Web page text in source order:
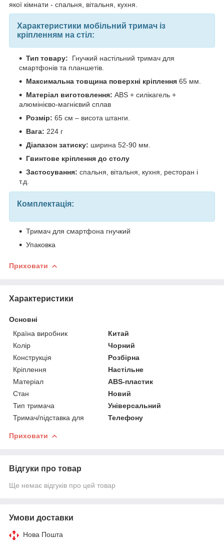
якої кімнати - спальня, вітальня, кухня.
Характеристики мобільний тримач із
кріпленням на стіл:
Тип товару: Гнучкий настільний тримач для
смартфонів та планшетів.
Максимальна товщина поверхні кріплення 65 мм.
Матеріал виготовлення: ABS + силікагель +
алюмінієво-магнієвий сплав
Розмір: 65 см – висота штанги.
Вага: 224 г
Діапазон затиску: ширина 52-90 мм.
Гвинтове кріплення до столу
Застосування: спальня, вітальня, кухня, ресторан і
т.д.
Комплектація:
Тримач для смартфона гнучкий
Упаковка
Приховати
Характеристики
Основні
Країна виробник
Китай
Колір
Чорний
Конструкція
Розбірна
Кріплення
Настільне
Матеріал
ABS-пластик
Стан
Новий
Тип тримача
Універсальний
Тримач/підставка для
Телефону
Приховати
Відгуки про товар
Ще немає відгуків про цей товар
Умови доставки
Нова Пошта